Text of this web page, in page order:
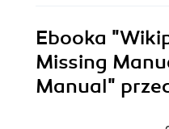
Ebooka
Missing
Manual"